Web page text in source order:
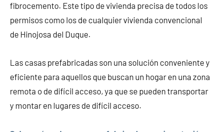
fibrocemento. Este tipo de vivienda precisa de todos los
permisos como los de cualquier vivienda convencional
de Hinojosa del Duque.
Las casas prefabricadas son una solución conveniente y
eficiente para aquellos que buscan un hogar en una zona
remota o de difícil acceso, ya que se pueden transportar
y montar en lugares de difícil acceso.